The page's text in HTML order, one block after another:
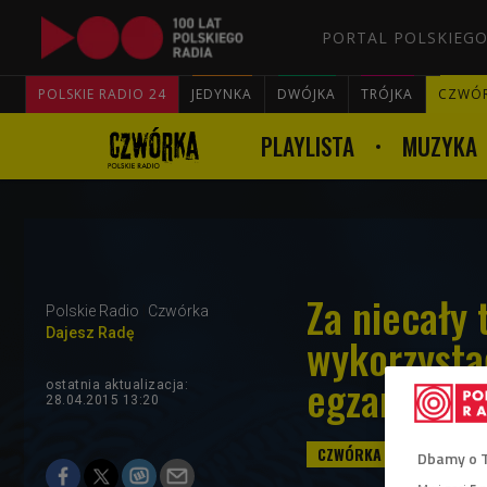
PORTAL
POLSKIE RADIO 24 JEDYNKA DWÓJKA TRÓJKA
PLAYLISTA MUZYKA
Polskie Radio
Czwórka
Dajesz Radę
Za
ostatnia aktualizacja:
28.04.2015 13:20
Dbamy o